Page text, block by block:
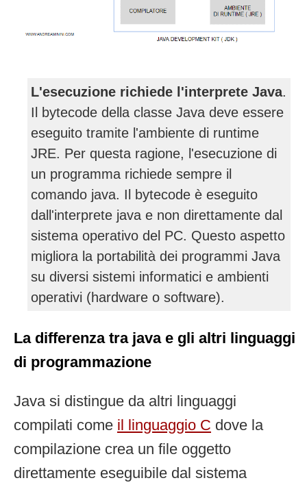
L'esecuzione richiede l'interprete Java.
Il bytecode della classe Java deve essere
eseguito tramite l'ambiente di runtime
JRE. Per questa ragione, l'esecuzione di
un programma richiede sempre il
comando java. Il bytecode è eseguito
dall'interprete java e non direttamente dal
sistema operativo del PC. Questo aspetto
migliora la portabilità dei programmi Java
su diversi sistemi informatici e ambienti
operativi (hardware o software).
La differenza tra java e gli altri linguaggi
di programmazione
Java si distingue da altri linguaggi
compilati come il linguaggio C dove la
compilazione crea un file oggetto
direttamente eseguibile dal sistema